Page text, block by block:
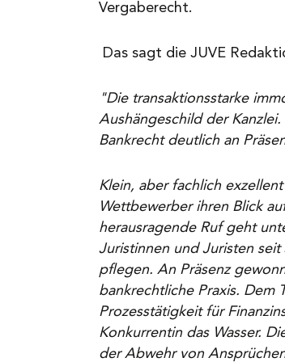
Vergaberecht.
Das sagt die JUVE
"Die transaktionsstarke
Aushängeschild der
Bankrecht deutlich an
Klein, aber fachlich
Wettbewerber ihren Blick
herausragende Ruf geht
Juristinnen und Juristen
pflegen. An Präsenz
bankrechtliche Praxis. Dem
Prozesstätigkeit für
Konkurrentin das Wasser.
der Abwehr von